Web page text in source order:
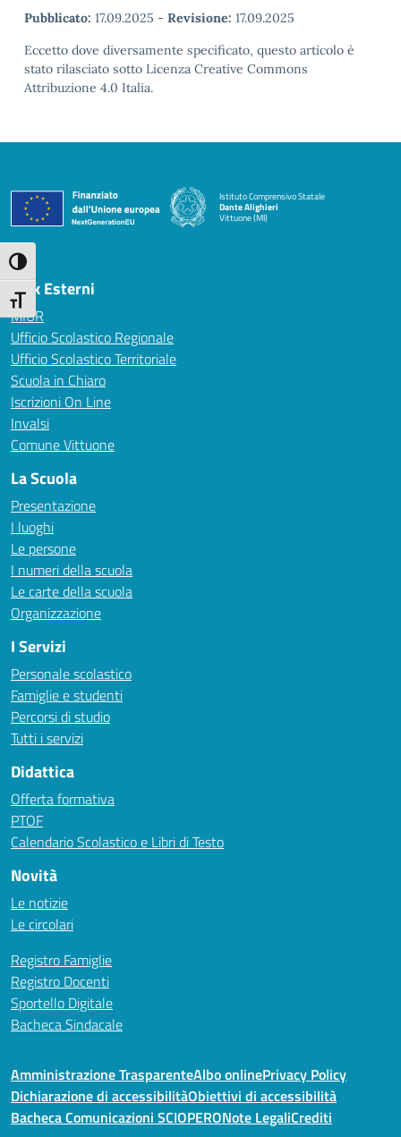
Attiva/disattiva alto contrasto
Attiva/disattiva dimensione testo
Pubblicato: 17.09.2025 - Revisione: 17.09.2025
Eccetto dove diversamente specificato, questo articolo è
stato rilasciato sotto Licenza Creative Commons
Attribuzione 4.0 Italia.
Istituto Comprensivo Statale
Dante Alighieri
Vittuone (MI)
— Visita la pagina iniziale della scuola
Link Esterni
MIUR
Ufficio Scolastico Regionale
Ufficio Scolastico Territoriale
Scuola in Chiaro
Iscrizioni On Line
Invalsi
Comune Vittuone
La Scuola
Presentazione
I luoghi
Le persone
I numeri della scuola
Le carte della scuola
Organizzazione
I Servizi
Personale scolastico
Famiglie e studenti
Percorsi di studio
Tutti i servizi
Didattica
Offerta formativa
PTOF
Calendario Scolastico e Libri di Testo
Novità
Le notizie
Le circolari
Registro Famiglie
Registro Docenti
Sportello Digitale
Bacheca Sindacale
Amministrazione TrasparenteAlbo onlinePrivacy Policy
Dichiarazione di accessibilitàObiettivi di accessibilità
Bacheca Comunicazioni SCIOPERONote LegaliCrediti